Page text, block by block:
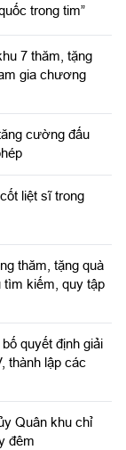
trong tim”
7 thăm, tặng
gia chương
cường đấu
liệt sĩ trong
thăm, tặng quà
kiếm, quy tập
quyết định giải
thành lập các
Quân khu chỉ
đêm